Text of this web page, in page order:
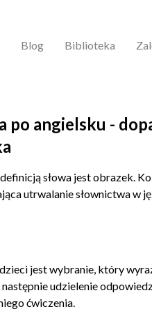
Blog Biblioteka
po angielsku -
słowa jest obrazek.
utrwalanie słownictwa w
jest wybranie, który
udzielenie
ćwiczenia.